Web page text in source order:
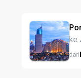
ke
dari